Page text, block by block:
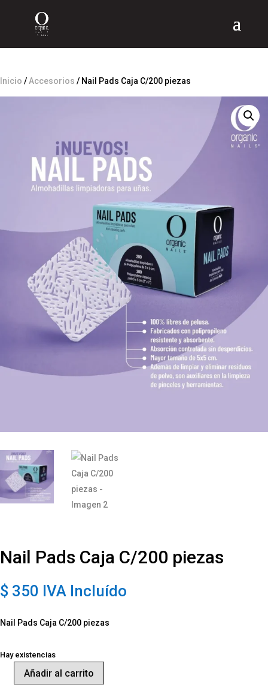
Inicio / Accesorios / Nail Pads Caja C/200 piezas
Nail Pads Caja C/200 piezas
$ 350 IVA Incluído
Nail Pads Caja C/200 piezas
Hay existencias
Añadir al carrito